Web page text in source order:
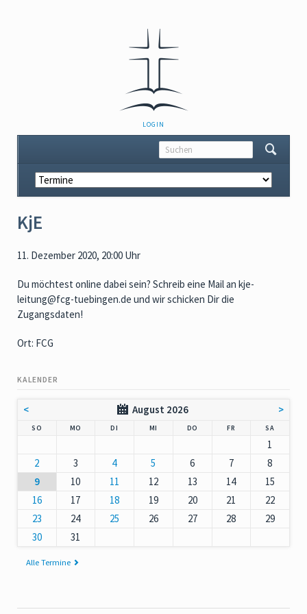
NAVIGATION
ÜBERSPRINGEN
LOGIN
Navigation
überspringen
KjE
11. Dezember 2020, 20:00 Uhr
Du möchtest online dabei sein? Schreib eine Mail an kje-
leitung@fcg-tuebingen.de und wir schicken Dir die
Zugangsdaten!
Ort: FCG
KALENDER
< August 2026 >
SO MO DI MI DO NNERSTAG
FR SAMSTAG
1
2
3 4 5 6 7
8
9
10 11 12 13 14
15
16
17 18 19 20 21
22
23
24 25 26 27 28
29
30
31
Alle Termine